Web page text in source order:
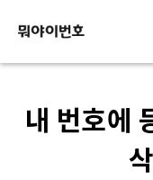
내 번호에